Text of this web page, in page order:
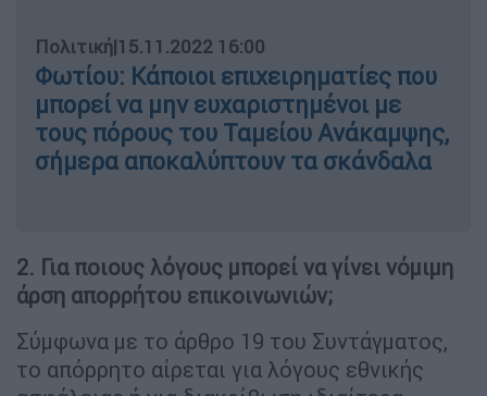
Πολιτική|15.11.2022 16:00
Φωτίου: Κάποιοι επιχειρηματίες που
μπορεί να μην ευχαριστημένοι με
τους πόρους του Ταμείου Ανάκαμψης,
σήμερα αποκαλύπτουν τα σκάνδαλα
2. Για ποιους λόγους μπορεί να γίνει νόμιμη
άρση απορρήτου επικοινωνιών;
Σύμφωνα με το άρθρο 19 του Συντάγματος,
το απόρρητο αίρεται για λόγους εθνικής